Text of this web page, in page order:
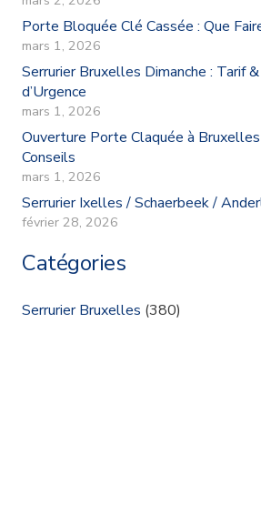
Porte Bloquée Clé Cassée : Que
mars 1, 2026
Serrurier Bruxelles Dimanche : Tarif
d’Urgence
mars 1, 2026
Ouverture Porte Claquée à
Conseils
mars 1, 2026
Serrurier Ixelles / Schaerbeek /
février 28, 2026
Catégories
Serrurier Bruxelles (380)